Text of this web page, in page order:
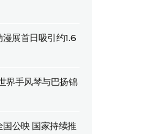
展首日吸引约1.6
界手风琴与巴扬锦
公映 国家持续推